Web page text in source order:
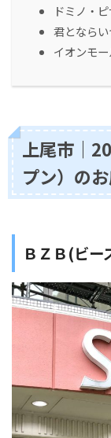
ドミノ・
君となら
イオンモ
上尾市｜
プン）の
ＢＺＢ(ビー